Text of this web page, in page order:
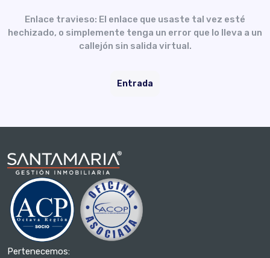
Enlace travieso: El enlace que usaste tal vez esté
hechizado, o simplemente tenga un error que lo lleva a un
callejón sin salida virtual.
Entrada
Pertenecemos: